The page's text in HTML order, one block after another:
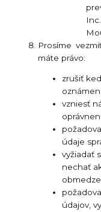
Prosíme
máte právo:
zrušiť
vzniesť
údaje
vyžiadať
nechať
údajov,